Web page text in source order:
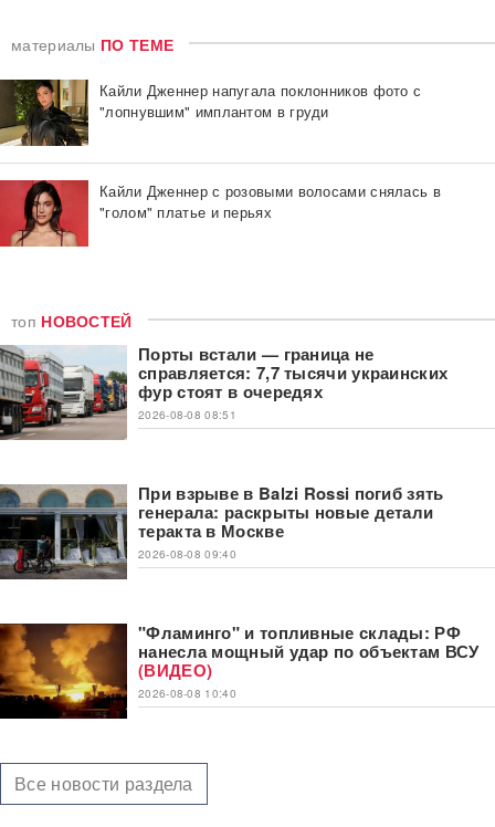
материалы ПО ТЕМЕ
Кайли Дженнер напугала поклонников фото с
"лопнувшим" имплантом в груди
Кайли Дженнер с розовыми волосами снялась в
"голом" платье и перьях
топ НОВОСТЕЙ
Порты встали — граница не
справляется: 7,7 тысячи украинских
фур стоят в очередях
2026-08-08 08:51
При взрыве в Balzi Rossi погиб зять
генерала: раскрыты новые детали
теракта в Москве
2026-08-08 09:40
"Фламинго" и топливные склады: РФ
нанесла мощный удар по объектам ВСУ
(ВИДЕО)
2026-08-08 10:40
Все новости раздела